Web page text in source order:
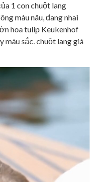
1 con chuột lang
màu nâu, đang nhai
hoa tulip Keukenhof
sắc. chuột lang giá